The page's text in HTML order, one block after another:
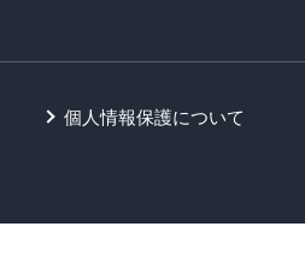
個人情報保護について